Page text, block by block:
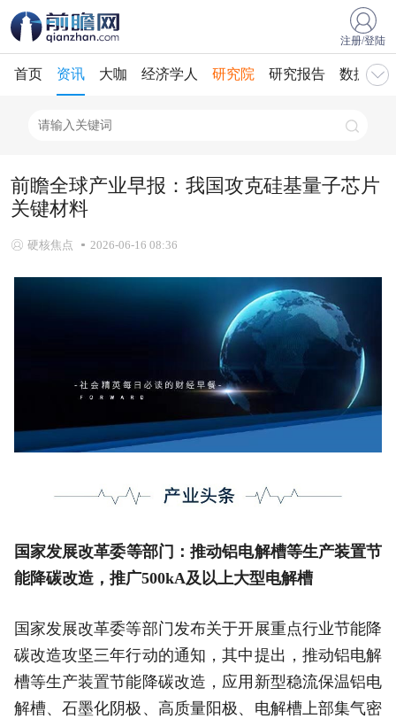
注册/登陆
首页 资讯 大咖 经济学人 研究院 研究报告 数据库
前瞻全球产业早报：我国攻克硅基量子芯片
关键材料
硬核焦点 2026-06-16 08:36
​国家发展改革委等部门：推动铝电解槽等生产装置节
能降碳改造，推广500kA及以上大型电解槽
国家发展改革委等部门发布关于开展重点行业节能降
碳改造攻坚三年行动的通知，其中提出，推动铝电解
槽等生产装置节能降碳改造，应用新型稳流保温铝电
解槽、石墨化阴极、高质量阳极、电解槽上部集气密